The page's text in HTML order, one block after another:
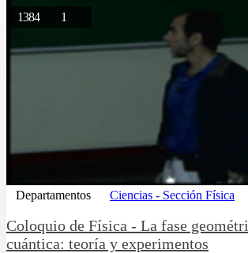
1384 1
Departamentos Ciencias - Sección Física
Coloquio de Física - La fase
cuántica: teoría y experimentos